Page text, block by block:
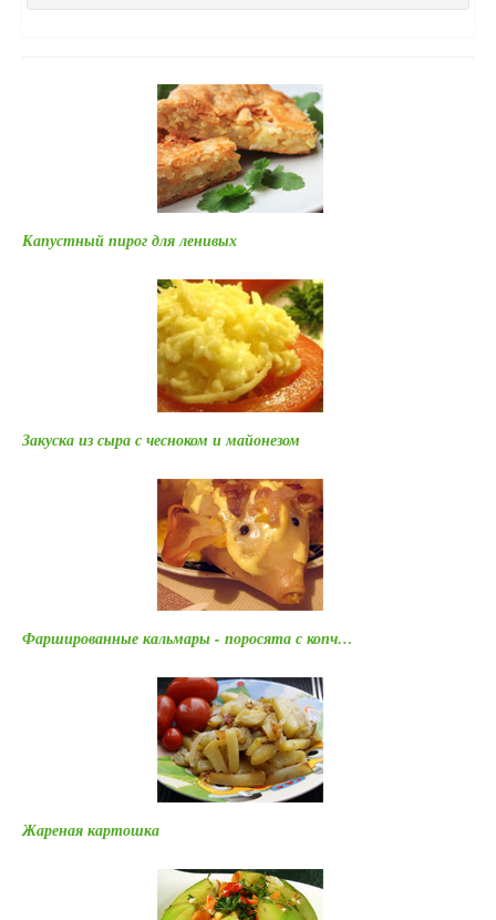
Капустный пирог для ленивых
Закуска из сыра с чесноком и майонезом
Фаршированные кальмары - поросята с копч…
Жареная картошка